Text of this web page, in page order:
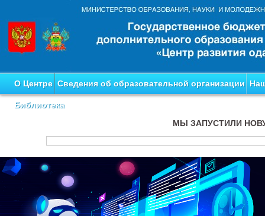
О Центре Сведения об образовательной организации
Библиотека
МЫ ЗАПУСТИЛИ